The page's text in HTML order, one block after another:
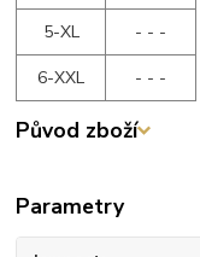
5-XL
- - -
6-XXL
- - -
Původ zboží
Parametry